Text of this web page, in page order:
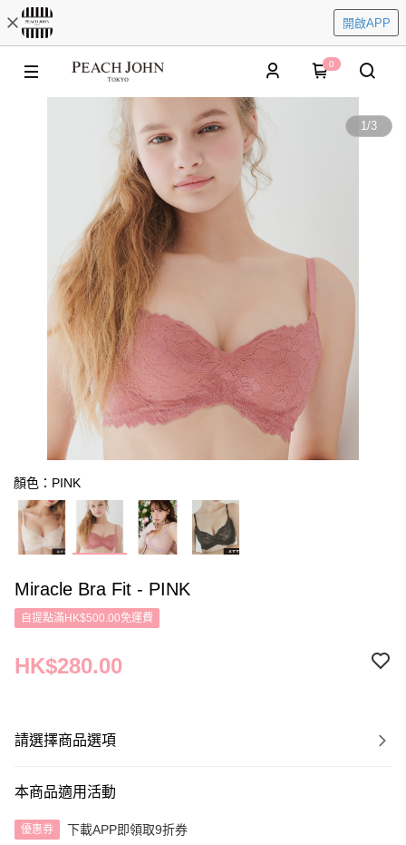
開啟APP
0
1/3
顏色：PINK
Miracle Bra Fit - PINK
自提點滿HK$500.00免運費
HK$280.00
請選擇商品選項
本商品適用活動
優惠券 下載APP即領取9折券